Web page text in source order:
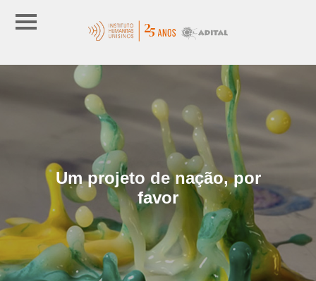
Um projeto de nação, por
favor